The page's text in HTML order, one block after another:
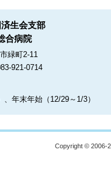
生会支部
合病院
緑町2-11
921-0714
年末年始（12/29～1/3）
Copyright © 2006-